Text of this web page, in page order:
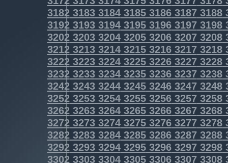
3182318331843185318631873188
3192319331943195319631973198
3202320332043205320632073208
3212321332143215321632173218
3222322332243225322632273228
3232323332343235323632373238
3242324332443245324632473248
3252325332543255325632573258
3262326332643265326632673268
3272327332743275327632773278
3282328332843285328632873288
3292329332943295329632973298
3302330333043305330633073308